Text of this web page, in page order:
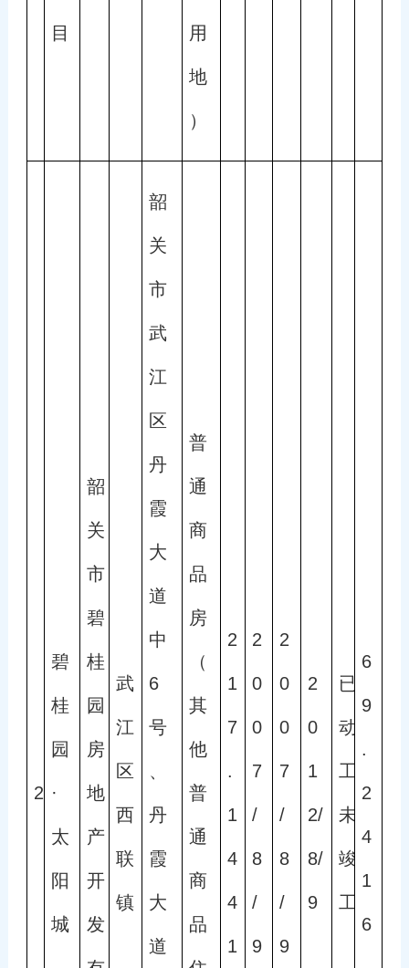
目 用
地
）
2
碧
桂
园
·
太
阳
城
韶
关
市
碧
桂
园
房
地
产
开
发
武
江
区
西
联
镇
韶
关
市
武
江
区
丹
霞
大
道
中
6
号
、
丹
霞
大
道
普
通
商
品
房
（
其
他
普
通
商
品
2
1
7
.
1
4
4
1
2
0
0
7
/
8
/
9
2
0
0
7
/
8
/
9
2
0
1
2/
8/
9
已
动
工
未
竣
工
6
9
.
2
4
1
6